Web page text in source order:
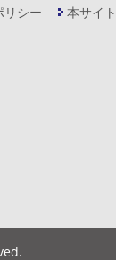
リシー 本サイ
.